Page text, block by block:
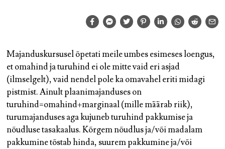
Majanduskursusel õpetati meile umbes esimeses loengus,
et omahind ja turuhind ei ole mitte vaid eri asjad
(ilmselgelt), vaid nendel pole ka omavahel eriti midagi
pistmist. Ainult plaanimajanduses on
turuhind=omahind+marginaal (mille määrab riik),
turumajanduses aga kujuneb turuhind pakkumise ja
nõudluse tasakaalus. Kõrgem nõudlus ja/või madalam
pakkumine tõstab hinda, suurem pakkumine ja/või